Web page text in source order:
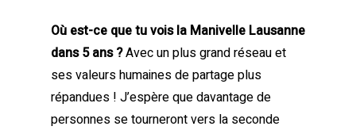
Où est-ce que tu vois la Manivelle Lausanne
dans 5 ans ?Avec un plus grand réseau et
ses valeurs humaines de partage plus
répandues ! J’espère que davantage de
personnes se tourneront vers la seconde